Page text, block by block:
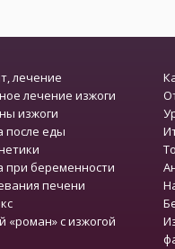
лечение
лечение изжоги
изжоги
после еды
при беременности
печени
«роман» с изжогой